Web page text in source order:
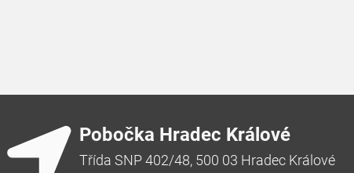
Pobočka Hradec Králové
Třída SNP 402/48, 500 03 Hradec Králové